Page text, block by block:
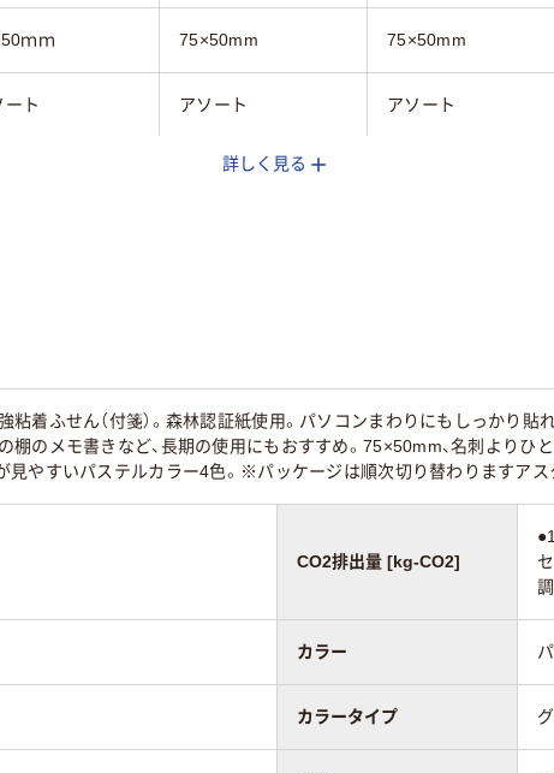
ｍｍ 75×50mm 75×50mm
ート アソート アソート
ンダード スタンダード スタンダード
詳しく見る
粘着ふせん（付箋）。森林認証紙使用。パソコンまわりにもしっかり
棚のメモ書きなど、長期の使用にもおすすめ。75×50mm、名刺よりひ
見やすいパステルカラー4色。※パッケージは順次切り替わりますアス
CO2排出量 [kg-CO2]
カラー
カラータイプ